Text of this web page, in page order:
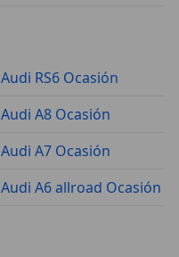
Audi RS6 Ocasión
Audi A8 Ocasión
Audi A7 Ocasión
Audi A6 allroad Ocasión